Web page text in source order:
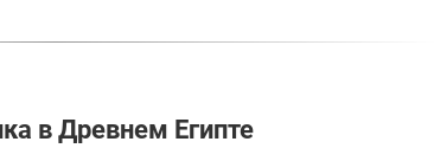
в Древнем Египте